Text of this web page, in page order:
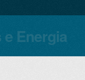
Energia